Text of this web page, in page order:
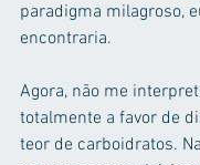
paradigma milagroso,
encontraria.
Agora, não me
totalmente a favor de
teor de carboidratos.